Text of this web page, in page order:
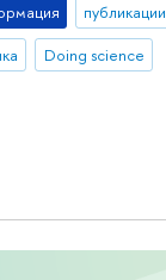
публикации
Doing science